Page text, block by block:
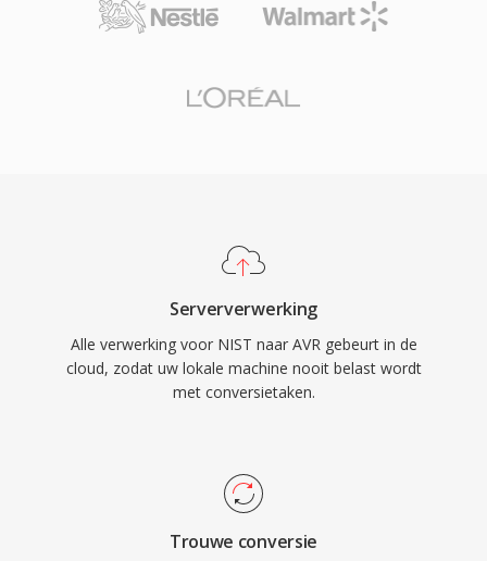
Serververwerking
Alle verwerking voor NIST naar AVR gebeurt in de
cloud, zodat uw lokale machine nooit belast wordt
met conversietaken.
Trouwe conversie